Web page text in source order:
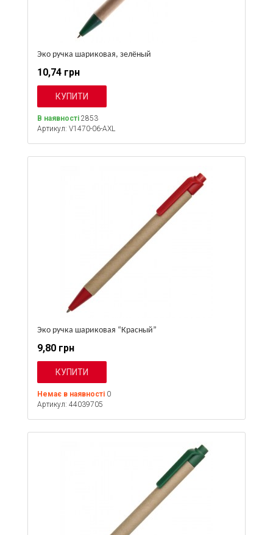
Эко ручка шариковая, зелёный
10,74 грн
В наявності 2853
Артикул: V1470-06-AXL
Эко ручка шариковая “Красный”
9,80 грн
Немає в наявності 0
Артикул: 44039705